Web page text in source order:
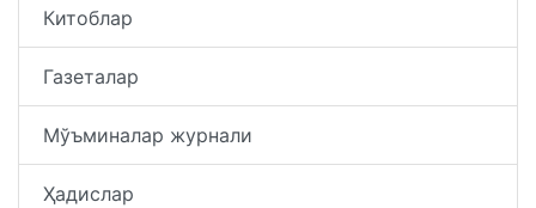
Китоблар
Газеталар
Мўъминалар журнали
Ҳадислар